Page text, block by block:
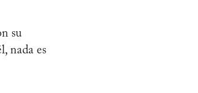
su
nada es